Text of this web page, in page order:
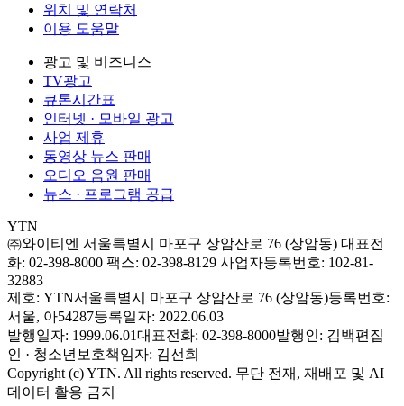
위치 및 연락처
이용 도움말
광고 및 비즈니스
TV광고
큐톤시간표
인터넷 · 모바일 광고
사업 제휴
동영상 뉴스 판매
오디오 음원 판매
뉴스 · 프로그램 공급
YTN
㈜와이티엔 서울특별시 마포구 상암산로 76 (상암동) 대표전
화: 02-398-8000 팩스: 02-398-8129 사업자등록번호: 102-81-
32883
제호: YTN서울특별시 마포구 상암산로 76 (상암동)등록번호:
서울, 아54287등록일자: 2022.06.03
발행일자: 1999.06.01대표전화: 02-398-8000발행인: 김백편집
인 · 청소년보호책임자: 김선희
Copyright (c) YTN. All rights reserved. 무단 전재, 재배포 및 AI
데이터 활용 금지